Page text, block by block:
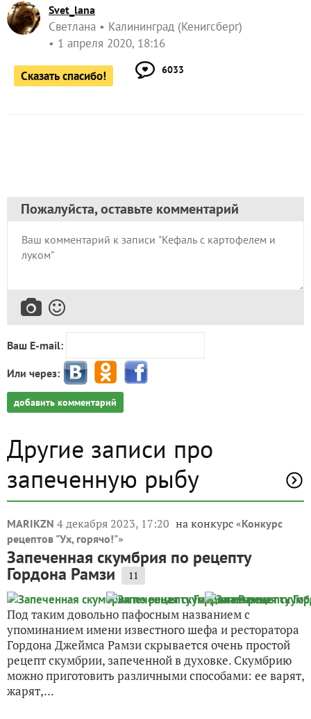
Svet_lana
Светлана
Калининград (Кенигсберг)
1 апреля 2020, 18:16
Сказать спасибо! 6033
Пожалуйста, оставьте комментарий
Ваш E-mail:
Или через:
добавить комментарий
Другие записи про
запеченную рыбу
MARIKZN 4 декабря 2023, 17:20 на конкурс «Конкурс
рецептов "Ух, горячо!"»
Запеченная скумбрия по рецепту
Гордона Рамзи 11
Под таким довольно пафосным названием с
упоминанием имени известного шефа и ресторатора
Гордона Джеймса Рамзи скрывается очень простой
рецепт скумбрии, запеченной в духовке. Скумбрию
можно приготовить различными способами: ее варят,
жарят,...